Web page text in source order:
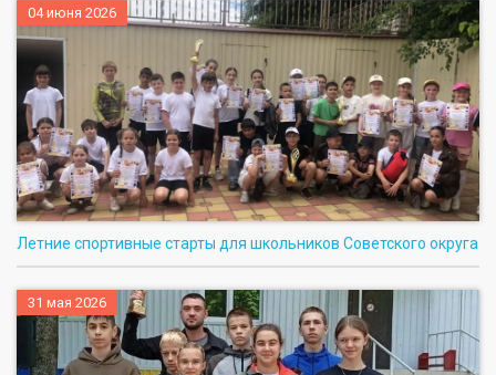
04 июня 2026
Летние спортивные старты для школьников Советского округа
31 мая 2026